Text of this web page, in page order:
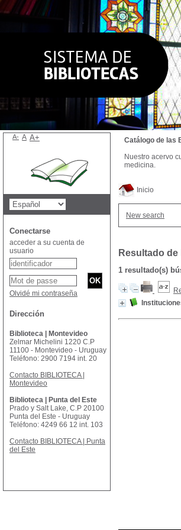
Inicio
New search
Resultado
1 resultado(s)
Catálogo de las
Nuestro acervo
medicina.
A- A A+
Conectarse
acceder a su cuenta de
usuario
Olvidé mi contraseña
Dirección
Biblioteca | Montevideo
Zelmar Michelini 1220 C.P
11100 - Montevideo - Uruguay
Teléfono: 2900 7194 int. 20
Contacto BIBLIOTECA |
Montevideo
Biblioteca | Punta del Este
Prado y Salt Lake, C.P 20100
Punta del Este - Uruguay
Teléfono: 4249 66 12 int. 103
Contacto BIBLIOTECA | Punta
del Este